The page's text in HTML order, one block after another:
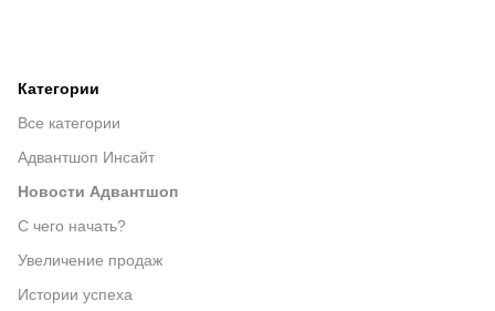
Категории
Все категории
Адвантшоп Инсайт
Новости Адвантшоп
С чего начать?
Увеличение продаж
Истории успеха